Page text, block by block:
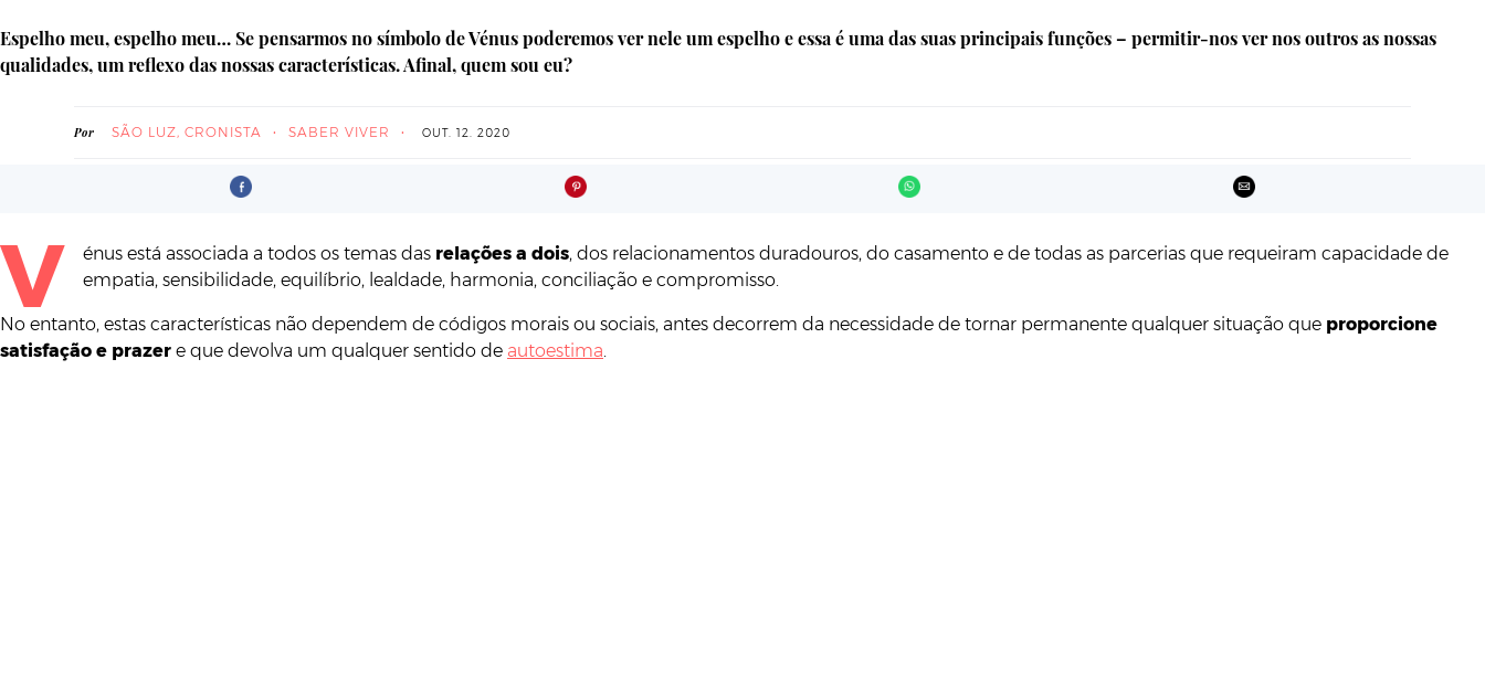
Espelho meu, espelho meu… Se pensarmos no símbolo de Vénus poderemos ver nele um espelho e essa é uma das suas principais funções – permitir-nos ver nos outros as nossas
qualidades, um reflexo das nossas características. Afinal, quem sou eu?
Por SÃO LUZ, CRONISTA SABER VIVER OUT. 12. 2020
V énus está associada a todos os temas das relações a dois, dos relacionamentos duradouros, do casamento e de todas as parcerias que requeiram capacidade de
empatia, sensibilidade, equilíbrio, lealdade, harmonia, conciliação e compromisso.
No entanto, estas características não dependem de códigos morais ou sociais, antes decorrem da necessidade de tornar permanente qualquer situação que proporcione
satisfação e prazer e que devolva um qualquer sentido de autoestima